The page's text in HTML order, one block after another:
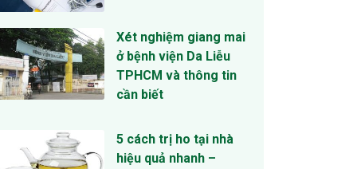
Xét nghiệm giang mai
ở bệnh viện Da Liễu
TPHCM và thông tin
cần biết
5 cách trị ho tại nhà
hiệu quả nhanh –